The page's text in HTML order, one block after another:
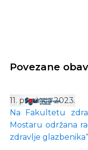
Povezane
11. prosinca 2023.
Na Fakultetu
Mostaru održana
zdravlje